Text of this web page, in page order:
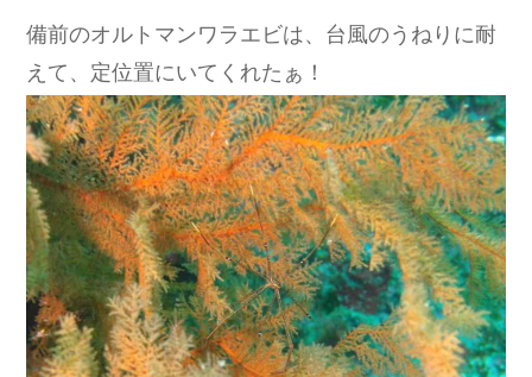
備前のオルトマンワラエビは、台風のうねりに耐
えて、定位置にいてくれたぁ！